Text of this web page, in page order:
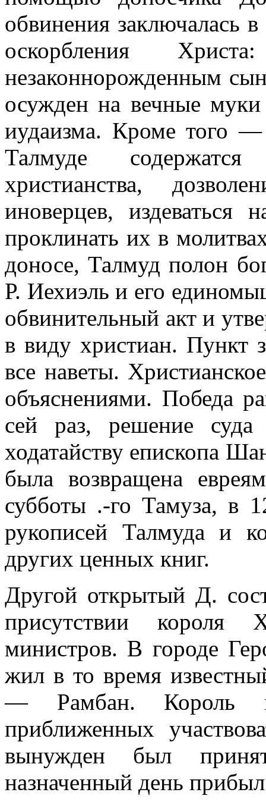
обвинения заключалась
оскорбления
незаконнорожденным
осужден на вечные муки
иудаизма. Кроме того
Талмуде содержатся
христианства,
иноверцев,
проклинать их в
доносе, Талмуд полон
Р. Иехиэль и его
обвинительный акт и
в виду христиан. Пункт
все наветы.
объяснениями. Победа
сей раз, решение
ходатайству епископа
была возвращена
субботы .-го Тамуза, в
рукописей Талмуда и
других ценных книг.
Другой открытый Д.
присутствии
министров. В городе
жил в то время
— Рамбан. Король
приближенных
вынужден был
назначенный день